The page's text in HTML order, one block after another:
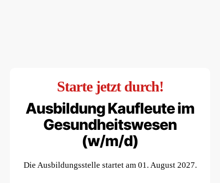
Starte jetzt durch!
Ausbildung Kaufleute im
Gesundheitswesen
(w/m/d)
Die Ausbildungsstelle startet am 01. August 2027.